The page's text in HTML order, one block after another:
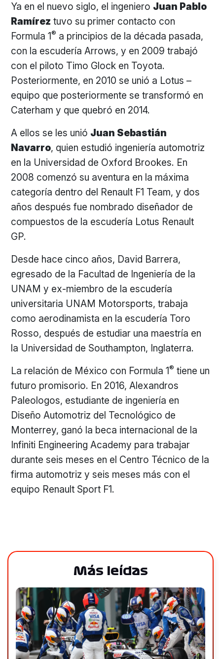
Ya en el nuevo siglo, el ingeniero Juan Pablo
Ramírez tuvo su primer contacto con
Formula 1® a principios de la década pasada,
con la escudería Arrows, y en 2009 trabajó
con el piloto Timo Glock en Toyota.
Posteriormente, en 2010 se unió a Lotus –
equipo que posteriormente se transformó en
Caterham y que quebró en 2014.
A ellos se les unió Juan Sebastián
Navarro, quien estudió ingeniería automotriz
en la Universidad de Oxford Brookes. En
2008 comenzó su aventura en la máxima
categoría dentro del Renault F1 Team, y dos
años después fue nombrado diseñador de
compuestos de la escudería Lotus Renault
GP.
Desde hace cinco años, David Barrera,
egresado de la Facultad de Ingeniería de la
UNAM y ex-miembro de la escudería
universitaria UNAM Motorsports, trabaja
como aerodinamista en la escudería Toro
Rosso, después de estudiar una maestría en
la Universidad de Southampton, Inglaterra.
La relación de México con Formula 1® tiene un
futuro promisorio. En 2016, Alexandros
Paleologos, estudiante de ingeniería en
Diseño Automotriz del Tecnológico de
Monterrey, ganó la beca internacional de la
Infiniti Engineering Academy para trabajar
durante seis meses en el Centro Técnico de la
firma automotriz y seis meses más con el
equipo Renault Sport F1.
Más leídas